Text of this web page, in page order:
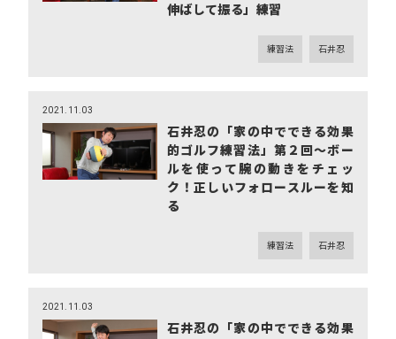
伸ばして振る」練習
練習法 石井忍
2021.11.03
石井忍の「家の中でできる効果
的ゴルフ練習法」第２回～ボー
ルを使って腕の動きをチェッ
ク！正しいフォロースルーを知
る
練習法 石井忍
2021.11.03
石井忍の「家の中でできる効果